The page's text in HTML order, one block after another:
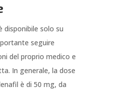
disponibile solo su
seguire
del proprio medico e
In generale, la dose
è di 50 mg, da